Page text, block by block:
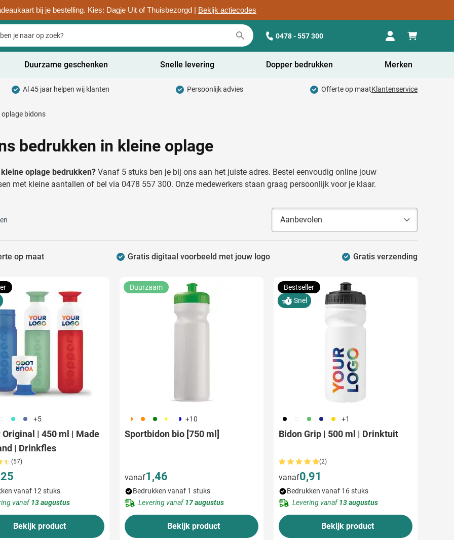
bij je bestelling. Kies: Dagje Uit of Thuisbezorgd | Bekijk actiecodes
0478 - 557 300
categorie
categorie
& Weggevers categorie
categorie
& Keuken categorie
& Veiligheid categorie
& Vrije tijd categorie
& Kids categorie
& thema's categorie
Duurzame geschenken Snelle levering Dopper bedrukken Merken
Al 45 jaar helpen wij klanten Persoonlijk advies Offerte op maatKlantenservice
oplage bidons
levering:
bedrukken in kleine oplage
oplage bedrukken? Vanaf 5 stuks ben je bij ons aan het juiste adres. Bestel eenvoudig online jouw
met kleine aantallen of bel via 0478 557 300. Onze medewerkers staan graag persoonlijk voor je klaar.
op maat Gratis digitaal voorbeeld met jouw logo Gratis verzending
852 698 +5
Original | 450 ml | Made
| Drinkfles
(57)
vanaf 12 stuks
vanaf13 augustus
Bekijk product
192 350 351 241 187 +10
Sportbidon bio [750 ml]
vanaf1,46
Duurzaam
Bedrukken vanaf 1 stuks
Levering vanaf17 augustus
Bekijk product
001 002 004 005 006 +1
Bidon Grip | 500 ml | Drinktuit
(2)
vanaf0,91
Bestseller
Snel
Bedrukken vanaf 16 stuks
Levering vanaf13 augustus
Bekijk product